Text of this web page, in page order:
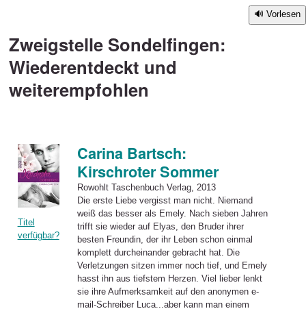
Vorlesen
Zweigstelle Sondelfingen:
Wiederentdeckt und
weiterempfohlen
Titel
verfügbar?
Carina Bartsch:
Kirschroter Sommer
Rowohlt Taschenbuch Verlag, 2013
Die erste Liebe vergisst man nicht. Niemand
weiß das besser als Emely. Nach sieben Jahren
trifft sie wieder auf Elyas, den Bruder ihrer
besten Freundin, der ihr Leben schon einmal
komplett durcheinander gebracht hat. Die
Verletzungen sitzen immer noch tief, und Emely
hasst ihn aus tiefstem Herzen. Viel lieber lenkt
sie ihre Aufmerksamkeit auf den anonymen e-
mail-Schreiber Luca...aber kann man einem